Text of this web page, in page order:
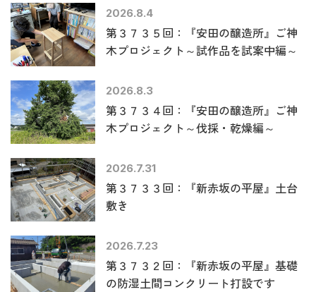
2026.8.4
第３７３５回：『安田の醸造所』ご神
木プロジェクト～試作品を試案中編～
2026.8.3
第３７３４回：『安田の醸造所』ご神
木プロジェクト～伐採・乾燥編～
2026.7.31
第３７３３回：『新赤坂の平屋』土台
敷き
2026.7.23
第３７３２回：『新赤坂の平屋』基礎
の防湿土間コンクリート打設です